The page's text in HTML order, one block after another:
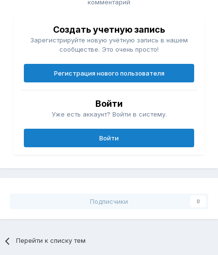
комментарий
Создать учетную запись
Зарегистрируйте новую учётную запись в нашем
сообществе. Это очень просто!
Регистрация нового пользователя
Войти
Уже есть аккаунт? Войти в систему.
Войти
Подписчики 0
Перейти к списку тем